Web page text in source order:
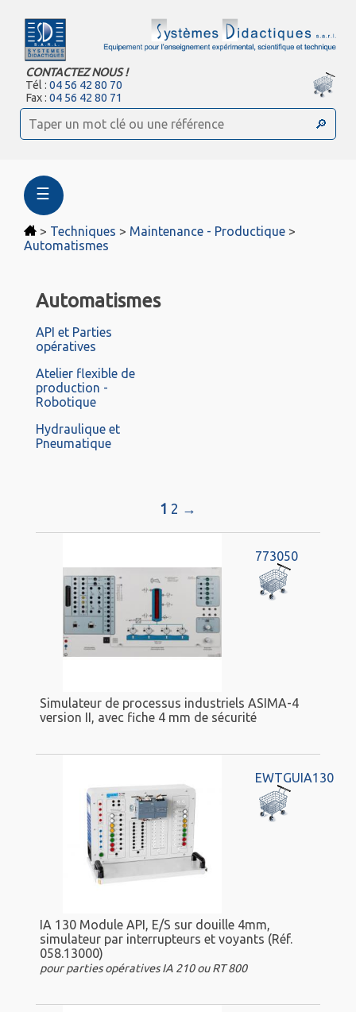
CONTACTEZ NOUS !
Tél :04 56 42 80 70
Fax :04 56 42 80 71
☰
> Techniques > Maintenance - Productique >
Automatismes
Automatismes
API et Parties
opératives
Atelier flexible de
production -
Robotique
Hydraulique et
Pneumatique
1 2 →
773050
Simulateur de processus industriels ASIMA-4
version II, avec fiche 4 mm de sécurité
EWTGUIA130
IA 130 Module API, E/S sur douille 4mm,
simulateur par interrupteurs et voyants (Réf.
058.13000)
pour parties opératives IA 210 ou RT 800